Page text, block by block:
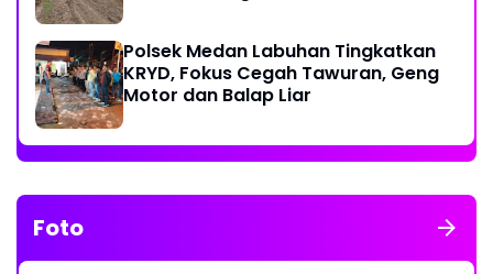
Polsek Medan Labuhan Tingkatkan
KRYD, Fokus Cegah Tawuran, Geng
Motor dan Balap Liar
Foto